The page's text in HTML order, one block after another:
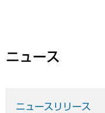
ニュース
ニュースリリース